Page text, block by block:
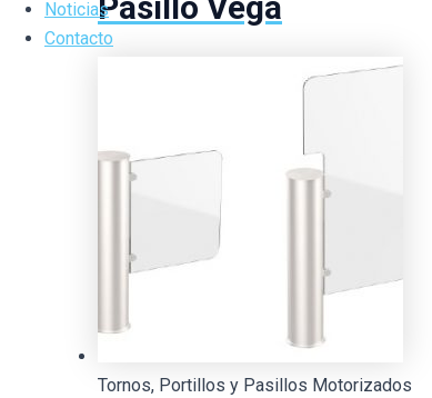
Noticias
Contacto
Tornos, Portillos y Pasillos Motorizados